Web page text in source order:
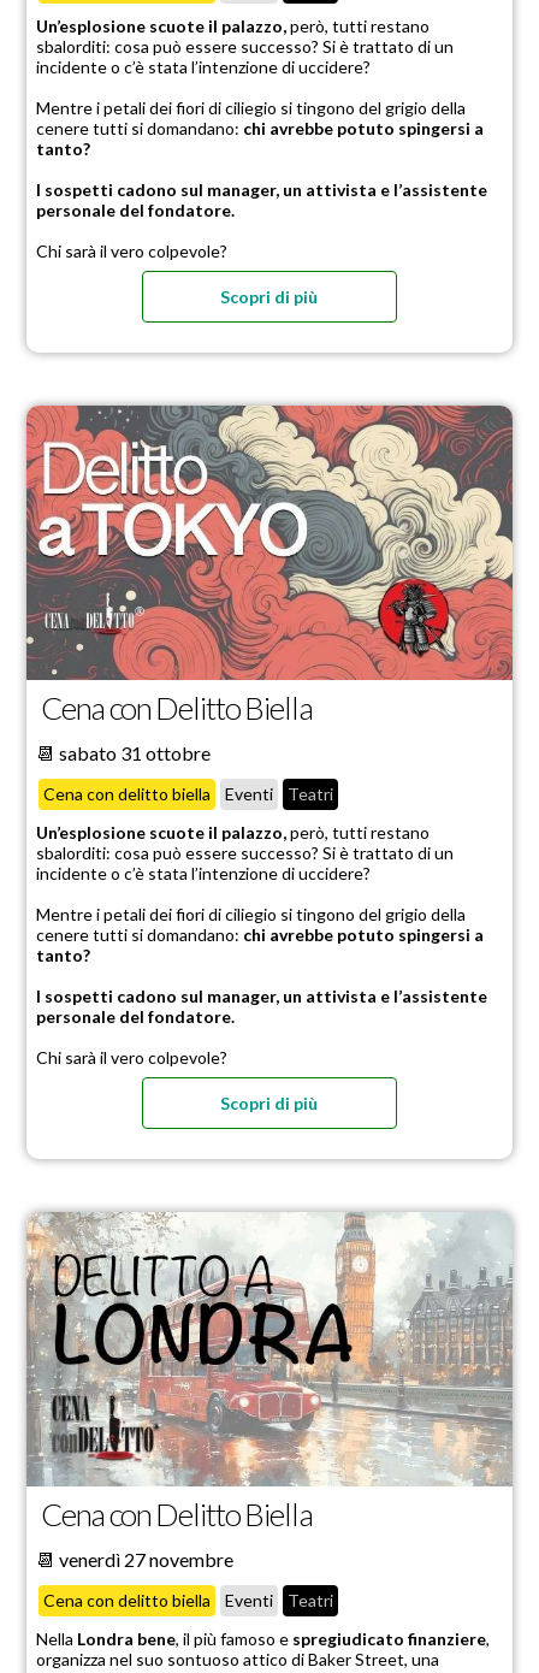
Un’esplosione scuote il palazzo,però, tutti restano
sbalorditi: cosa può essere successo? Si è trattato di un
incidente o c’è stata l’intenzione di uccidere?
Mentre i petali dei fiori di ciliegio si tingono del grigio della
cenere tutti si domandano: chi avrebbe potuto spingersi a
tanto?
I sospetti cadono sul manager, un attivista e l’assistente
personale del fondatore.
Chi sarà il vero colpevole?
Scopri di più
Cena con Delitto Biella
📆 sabato 31 ottobre
Cena con delitto biella Eventi
Teatri
Un’esplosione scuote il palazzo,però, tutti restano
sbalorditi: cosa può essere successo? Si è trattato di un
incidente o c’è stata l’intenzione di uccidere?
Mentre i petali dei fiori di ciliegio si tingono del grigio della
cenere tutti si domandano: chi avrebbe potuto spingersi a
tanto?
I sospetti cadono sul manager, un attivista e l’assistente
personale del fondatore.
Chi sarà il vero colpevole?
Scopri di più
Cena con Delitto Biella
📆 venerdì 27 novembre
Cena con delitto biella Eventi
Teatri
Nella Londra bene, il più famoso e spregiudicato finanziere,
organizza nel suo sontuoso attico di Baker Street, una